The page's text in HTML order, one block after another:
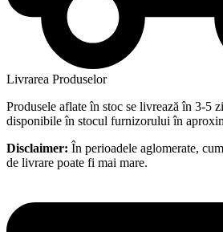
Livrarea Produselor
Produsele aflate în stoc se livrează în 3-5
disponibile în stocul furnizorului în
Disclaimer: În perioadele aglomerate,
de livrare poate fi mai mare.